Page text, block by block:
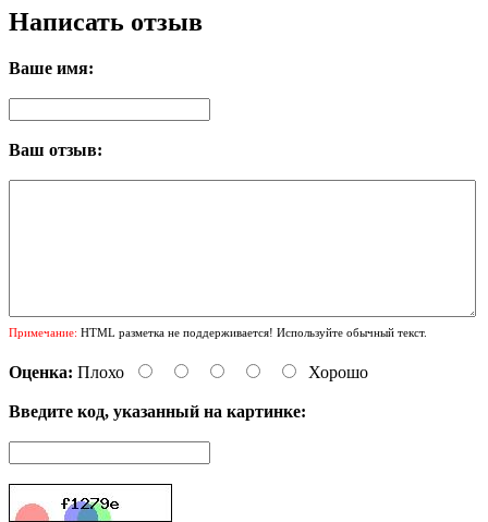
Написать отзыв
Ваше имя:
Ваш отзыв:
Примечание: HTML разметка не поддерживается! Используйте обычный текст.
Оценка: Плохо Хорошо
Введите код, указанный на картинке: